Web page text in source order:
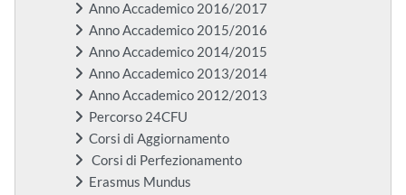
Anno Accademico 2016/2017
Anno Accademico 2015/2016
Anno Accademico 2014/2015
Anno Accademico 2013/2014
Anno Accademico 2012/2013
Percorso 24CFU
Corsi di Aggiornamento
Corsi di Perfezionamento
Erasmus Mundus